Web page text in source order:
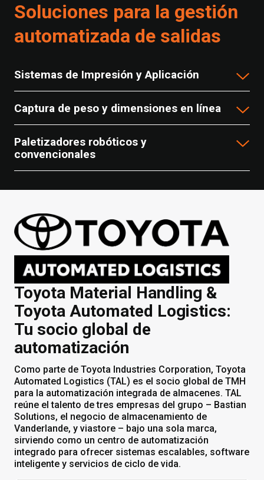
Soluciones para la gestión
automatizada de salidas
Sistemas de Impresión y Aplicación
Captura de peso y dimensiones en línea
Paletizadores robóticos y
convencionales
Toyota Material Handling &
Toyota Automated Logistics:
Tu socio global de
automatización
Como parte de Toyota Industries Corporation, Toyota
Automated Logistics (TAL) es el socio global de TMH
para la automatización integrada de almacenes. TAL
reúne el talento de tres empresas del grupo – Bastian
Solutions, el negocio de almacenamiento de
Vanderlande, y viastore – bajo una sola marca,
sirviendo como un centro de automatización
integrado para ofrecer sistemas escalables, software
inteligente y servicios de ciclo de vida.